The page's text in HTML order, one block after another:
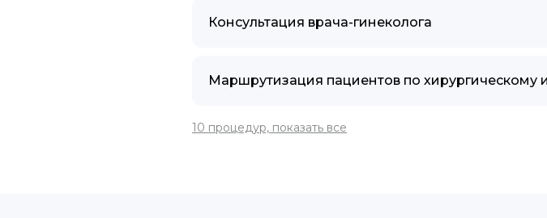
Консультация врача-гинеколога
Маршрутизация пациентов по хирургическому
10 процедур, показать все